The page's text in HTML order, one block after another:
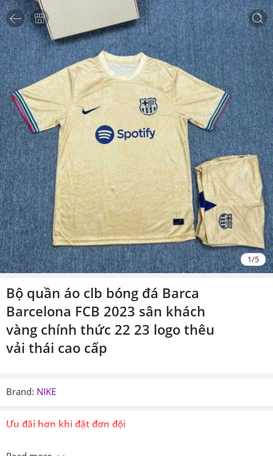
1/5
Bộ quần áo clb bóng đá Barca
Barcelona FCB 2023 sân khách
vàng chính thức 22 23 logo thêu
vải thái cao cấp
Brand: NIKE
Ưu đãi hơn khi đặt đơn đội